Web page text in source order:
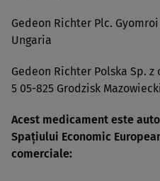
Gedeon Richter Plc.
Ungaria
Gedeon Richter Polska Sp. z
5 05-825 Grodzisk
Acest medicament este
Spaţiului Economic
comerciale: